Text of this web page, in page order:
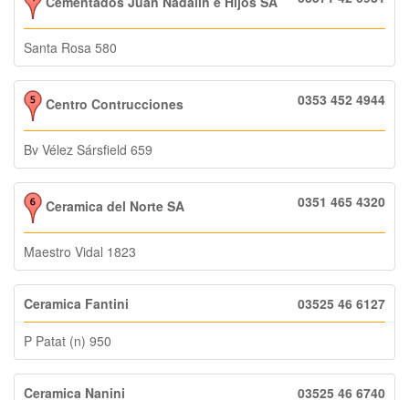
Santa Rosa 580
Centro Contrucciones 0353 452 4944
Bv Vélez Sársfield 659
Ceramica del Norte SA 0351 465 4320
Maestro Vidal 1823
Ceramica Fantini 03525 46 6127
P Patat (n) 950
Ceramica Nanini 03525 46 6740